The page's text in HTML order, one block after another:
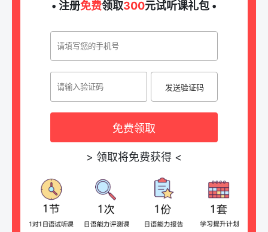
• 注册免费领取300元试听课礼包 •
发送验证码
免费领取
> 领取将免费获得 <